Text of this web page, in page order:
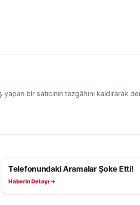
bir satıcının tezgâhını kaldırarak
ASAYIŞ
Telefonundaki Aramalar Şoke Etti!
Haberin Detayı →